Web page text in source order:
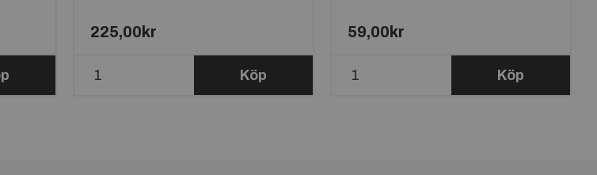
225,00kr
Köp
59,00kr
Köp